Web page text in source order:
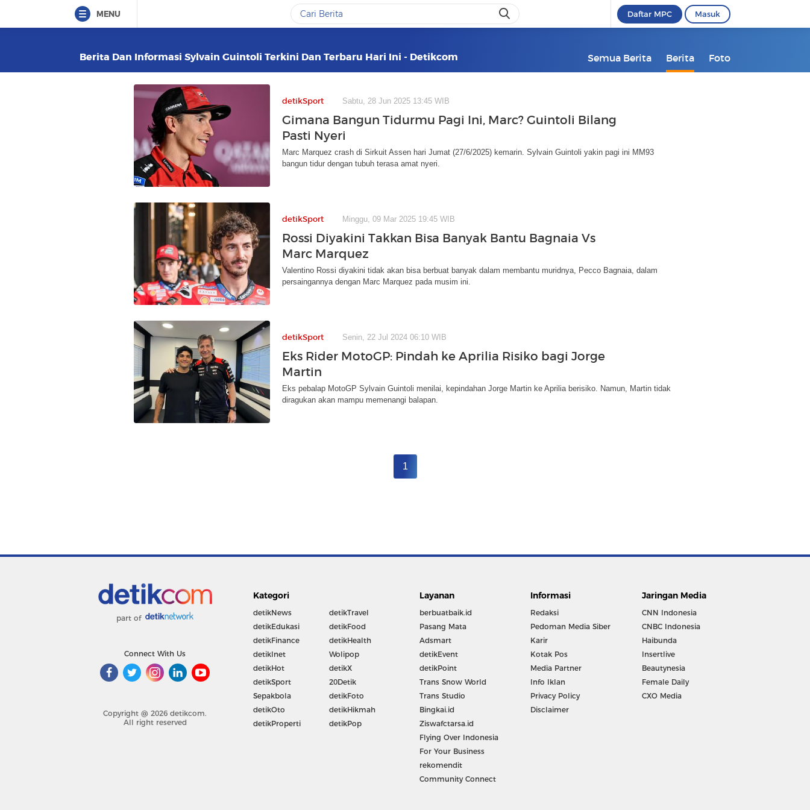
MENU Daftar MPC Masuk
Berita Dan Informasi Sylvain Guintoli Terkini Dan Terbaru Hari Ini - Detikcom Semua Berita Berita Foto
detikSport Sabtu, 28 Jun 2025 13:45 WIB
Gimana Bangun Tidurmu Pagi Ini, Marc? Guintoli Bilang
Pasti Nyeri
Marc Marquez crash di Sirkuit Assen hari Jumat (27/6/2025) kemarin. Sylvain Guintoli yakin pagi ini MM93
bangun tidur dengan tubuh terasa amat nyeri.
detikSport Minggu, 09 Mar 2025 19:45 WIB
Rossi Diyakini Takkan Bisa Banyak Bantu Bagnaia Vs
Marc Marquez
Valentino Rossi diyakini tidak akan bisa berbuat banyak dalam membantu muridnya, Pecco Bagnaia, dalam
persaingannya dengan Marc Marquez pada musim ini.
detikSport Senin, 22 Jul 2024 06:10 WIB
Eks Rider MotoGP: Pindah ke Aprilia Risiko bagi Jorge
Martin
Eks pebalap MotoGP Sylvain Guintoli menilai, kepindahan Jorge Martin ke Aprilia berisiko. Namun, Martin tidak
diragukan akan mampu memenangi balapan.
1
part of
Connect With Us
Copyright @ 2026 detikcom.
All right reserved
Kategori
detikNews
detikEdukasi
detikFinance
detikInet
detikHot
detikSport
Sepakbola
detikOto
detikProperti
detikTravel
detikFood
detikHealth
Wolipop
detikX
20Detik
detikFoto
detikHikmah
detikPop
Layanan
berbuatbaik.id
Pasang Mata
Adsmart
detikEvent
detikPoint
Trans Snow World
Trans Studio
Bingkai.id
Ziswafctarsa.id
Flying Over Indonesia
For Your Business
rekomendit
Community Connect
Informasi
Redaksi
Pedoman Media Siber
Karir
Kotak Pos
Media Partner
Info Iklan
Privacy Policy
Disclaimer
Jaringan Media
CNN Indonesia
CNBC Indonesia
Haibunda
Insertlive
Beautynesia
Female Daily
CXO Media